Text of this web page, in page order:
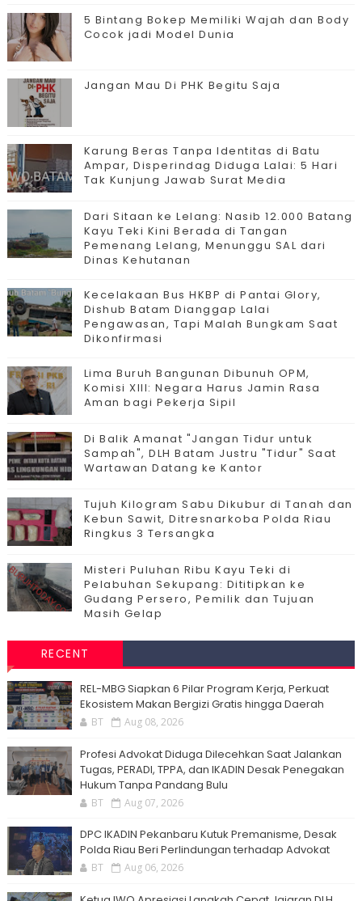
5 Bintang Bokep Memiliki Wajah dan Body
Cocok jadi Model Dunia
Jangan Mau Di PHK Begitu Saja
Karung Beras Tanpa Identitas di Batu
Ampar, Disperindag Diduga Lalai: 5 Hari
Tak Kunjung Jawab Surat Media
Dari Sitaan ke Lelang: Nasib 12.000 Batang
Kayu Teki Kini Berada di Tangan
Pemenang Lelang, Menunggu SAL dari
Dinas Kehutanan
Kecelakaan Bus HKBP di Pantai Glory,
Dishub Batam Dianggap Lalai
Pengawasan, Tapi Malah Bungkam Saat
Dikonfirmasi
Lima Buruh Bangunan Dibunuh OPM,
Komisi XIII: Negara Harus Jamin Rasa
Aman bagi Pekerja Sipil
Di Balik Amanat "Jangan Tidur untuk
Sampah", DLH Batam Justru "Tidur" Saat
Wartawan Datang ke Kantor
Tujuh Kilogram Sabu Dikubur di Tanah dan
Kebun Sawit, Ditresnarkoba Polda Riau
Ringkus 3 Tersangka
Misteri Puluhan Ribu Kayu Teki di
Pelabuhan Sekupang: Dititipkan ke
Gudang Persero, Pemilik dan Tujuan
Masih Gelap
RECENT
‎REL-MBG Siapkan 6 Pilar Program Kerja, Perkuat
Ekosistem Makan Bergizi Gratis hingga Daerah
BT Aug 08, 2026
Profesi Advokat Diduga Dilecehkan Saat Jalankan
Tugas, PERADI, TPPA, dan IKADIN Desak Penegakan
Hukum Tanpa Pandang Bulu
BT Aug 07, 2026
DPC IKADIN Pekanbaru Kutuk Premanisme, Desak
Polda Riau Beri Perlindungan terhadap Advokat
BT Aug 06, 2026